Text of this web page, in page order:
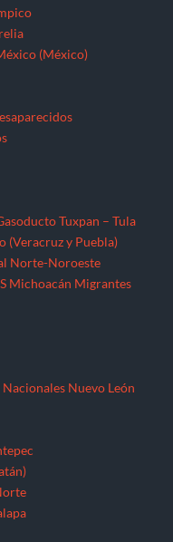
(México)
Tuxpan – Tula
(Veracruz y Puebla)
Norte-Noroeste
Michoacán Migrantes
Nuevo León